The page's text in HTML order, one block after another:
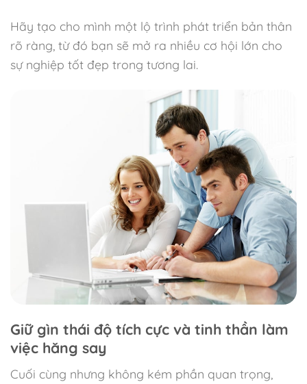
Hãy tạo cho mình một lộ trình phát triển bản thân
rõ ràng, từ đó bạn sẽ mở ra nhiều cơ hội lớn cho
sự nghiệp tốt đẹp trong tương lai.
Giữ gìn thái độ tích cực và tinh thần làm
việc hăng say
Cuối cùng nhưng không kém phần quan trọng,